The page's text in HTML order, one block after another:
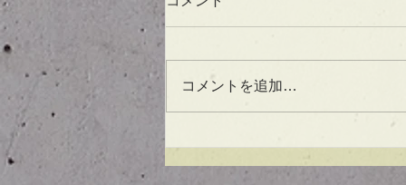
バスオイル★
コメントを追加…